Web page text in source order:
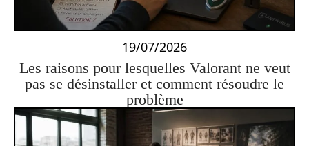
19/07/2026
Les raisons pour lesquelles Valorant ne veut
pas se désinstaller et comment résoudre le
problème